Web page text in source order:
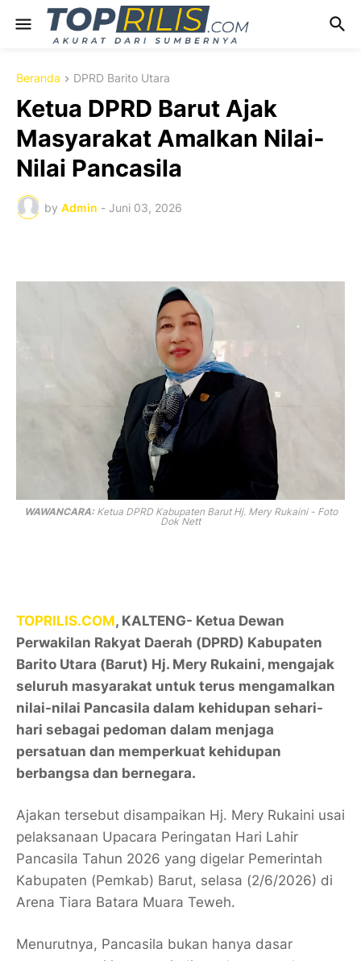
Beranda DPRD Barito Utara
Ketua DPRD Barut Ajak
Masyarakat Amalkan Nilai-
Nilai Pancasila
by Admin - Juni 03, 2026
WAWANCARA: Ketua DPRD Kabupaten Barut Hj. Mery Rukaini - Foto
Dok Nett
TOPRILIS.COM, KALTENG- Ketua Dewan
Perwakilan Rakyat Daerah (DPRD) Kabupaten
Barito Utara (Barut) Hj. Mery Rukaini, mengajak
seluruh masyarakat untuk terus mengamalkan
nilai-nilai Pancasila dalam kehidupan sehari-
hari sebagai pedoman dalam menjaga
persatuan dan memperkuat kehidupan
berbangsa dan bernegara.
Ajakan tersebut disampaikan Hj. Mery Rukaini usai
pelaksanaan Upacara Peringatan Hari Lahir
Pancasila Tahun 2026 yang digelar Pemerintah
Kabupaten (Pemkab) Barut, selasa (2/6/2026) di
Arena Tiara Batara Muara Teweh.
Menurutnya, Pancasila bukan hanya dasar